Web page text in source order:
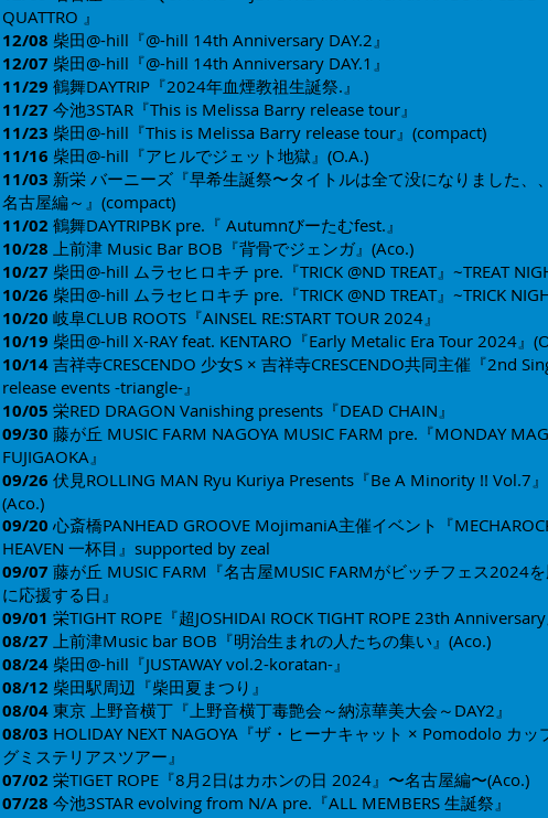
QUATTRO 』​​
12/08 柴田@-hill『@-hill 14th Anniversary DAY.2』
12/07 柴田@-hill『@-hill 14th Anniversary DAY.1』
11/29 鶴舞DAYTRIP 『2024年血煙教祖生誕祭.』
11/27 今池3STAR 『This is Melissa Barry release tour』
11/23 柴田@-hill『This is Melissa Barry release tour』 (compact)
11/16 柴田@-hill『アヒルでジェット地獄』 (O.A.)
11/03 新栄 バーニーズ 『早希生誕祭〜タイトルは全て没になりました、
名古屋編～』 (compact)
11/02 鶴舞DAYTRIPBK pre.『 Autumnびーたむfest.』
10/28 上前津 Music Bar BOB 『背骨でジェンガ』 (Aco.)
10/27 柴田@-hill ムラセヒロキチ pre.『TRICK @ND TREAT』​~TREAT
10/26 柴田@-hill ムラセヒロキチ pre.『TRICK @ND TREAT』~TRICK
10/20 岐阜CLUB ROOTS 『AINSEL RE:START TOUR 2024』
10/19 柴田@-hill X-RAY feat. KENTARO『Early Metalic Era Tour 2024』
10/14 吉祥寺CRESCENDO​ 少女S × 吉祥寺CRESCENDO共同主催 『2nd
release events -triangle-』
10/05 栄RED DRAGON Vanishing presents『DEAD CHAIN』
09/30 藤が丘 MUSIC FARM NAGOYA MUSIC FARM pre. 『MONDAY
FUJIGAOKA』​
09/26 伏見ROLLING MAN Ryu Kuriya Presents『Be A Minority !! Vol.7』
(Aco.)
09/20 心斎橋PANHEAD GROOVE MojimaniA主催イベント 『
HEAVEN 一杯目』 ​supported by zeal
09/07 藤が丘 MUSIC FARM​ 『名古屋MUSIC FARMがビッチフェス2024
に応援する日』
09/01 栄TIGHT ROPE 『超JOSHIDAI ROCK TIGHT ROPE 23th Anniversary
08/27 上前津Music bar BOB 『明治生まれの人たちの集い』(Aco.)
08/24 柴田@-hill 『JUSTAWAY vol.2-koratan-』
08/12 柴田駅周辺 『柴田夏まつり』
08/04 東京 上野音横丁『上野音横丁毒艶会～納涼華美大会～DAY2』
08/03 HOLIDAY NEXT NAGOYA​ 『ザ・ヒーナキャット × Pomodolo カッ
グミステリアスツアー』
07/02 栄TIGET ROPE 『8月2日はカホンの日 2024』〜名古屋編〜(Aco.)
07/28 今池3STAR evolving from N/A pre.『ALL MEMBERS 生誕祭』